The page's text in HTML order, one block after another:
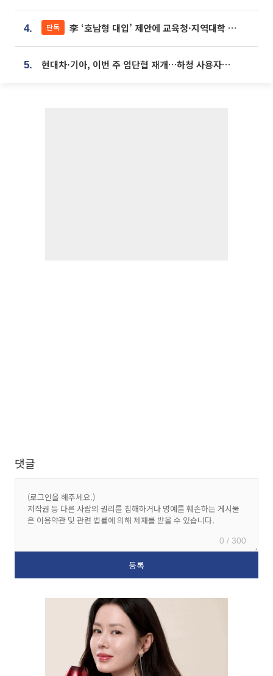
4. 단독 李 ‘호남형 대입’ 제안에 교육청·지역대학 서·논술형 입시 연계 '착수'
5. 현대차·기아, 이번 주 임단협 재개…하청 사용자성 재심도 ‘변수’
댓글
0 / 300